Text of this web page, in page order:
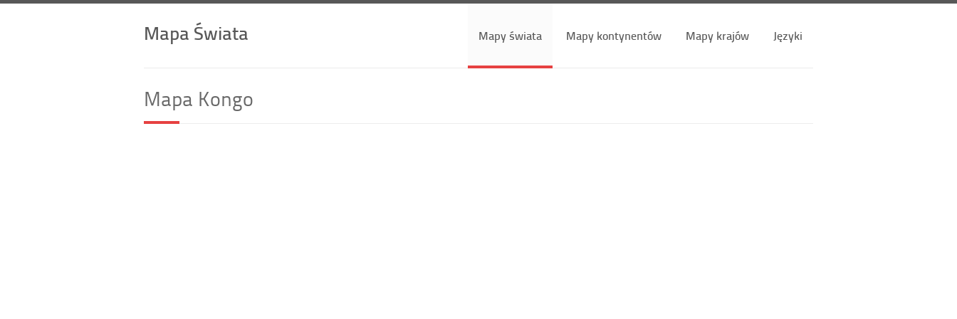
Mapa Świata Mapy świata Mapy kontynentów Mapy krajów Języki
Mapa Kongo